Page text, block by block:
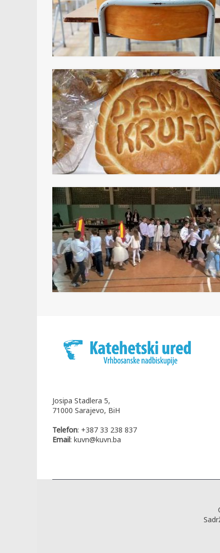
Josipa Stadlera 5,
71000 Sarajevo, BiH
Telefon: +387 33 238 837
Email: kuvn@kuvn.ba